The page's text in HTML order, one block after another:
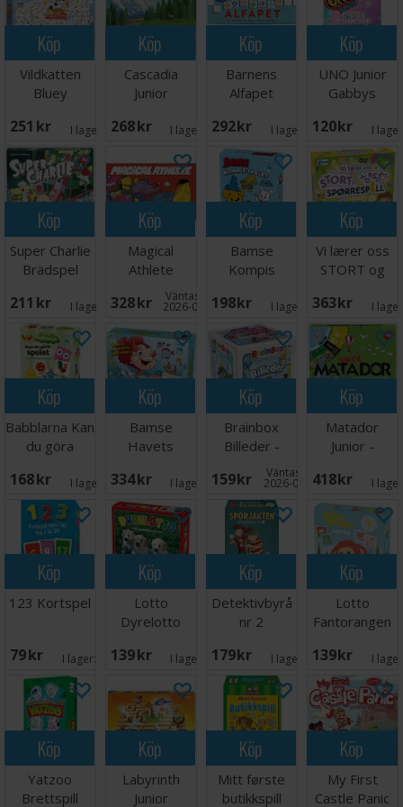
Köp
Vildkatten
Bluey
251 SEK I lager: 8
Köp
Cascadia
Junior
Svensk
268 SEK I lager: 2
Köp
Barnens
Alfapet
292 SEK I lager:
Köp
UNO Junior
Gabbys
Kortspel
120 SEK I
Köp
Super Charlie
Brädspel
211 SEK I lager: 5
Köp
Magical
Athlete
Brädspel
328 SEK Väntas in:
2026-09-30
Köp
Bamse
Kompis
Brädspel
198 SEK I lager: 5
Köp
Vi lærer oss
STORT og
NORSK
363 SEK I
Köp
Babblarna Kan
du göra
Brädspel
168 SEK I lager: 5
Köp
Bamse
Havets
Brädspel
334 SEK I lager:
Köp
Brainbox
Billeder -
DANSK
159 SEK Väntas in:
2026-08-15
Köp
Matador
Junior -
418 SEK I
Köp
123 Kortspel
79 SEK I lager:
Köp
Lotto
Dyrelotto
139 SEK I lager:
Köp
Detektivbyrå
nr 2
Brettspill
179 SEK I lager:
Köp
Lotto
Fantorangen
139 SEK I
Köp
Yatzoo
Brettspill
Köp
Labyrinth
Junior
Köp
Mitt første
butikkspill
Köp
My First
Castle Panic